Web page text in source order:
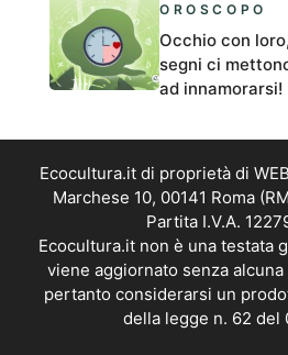
OROSCOPO
Occhio con
segni ci
ad innamorarsi!
Ecocultura.it di proprietà di
Marchese 10, 00141 Roma
Partita I.V.A.
Ecocultura.it non è una testata
viene aggiornato senza
pertanto considerarsi un
della legge n. 62 del